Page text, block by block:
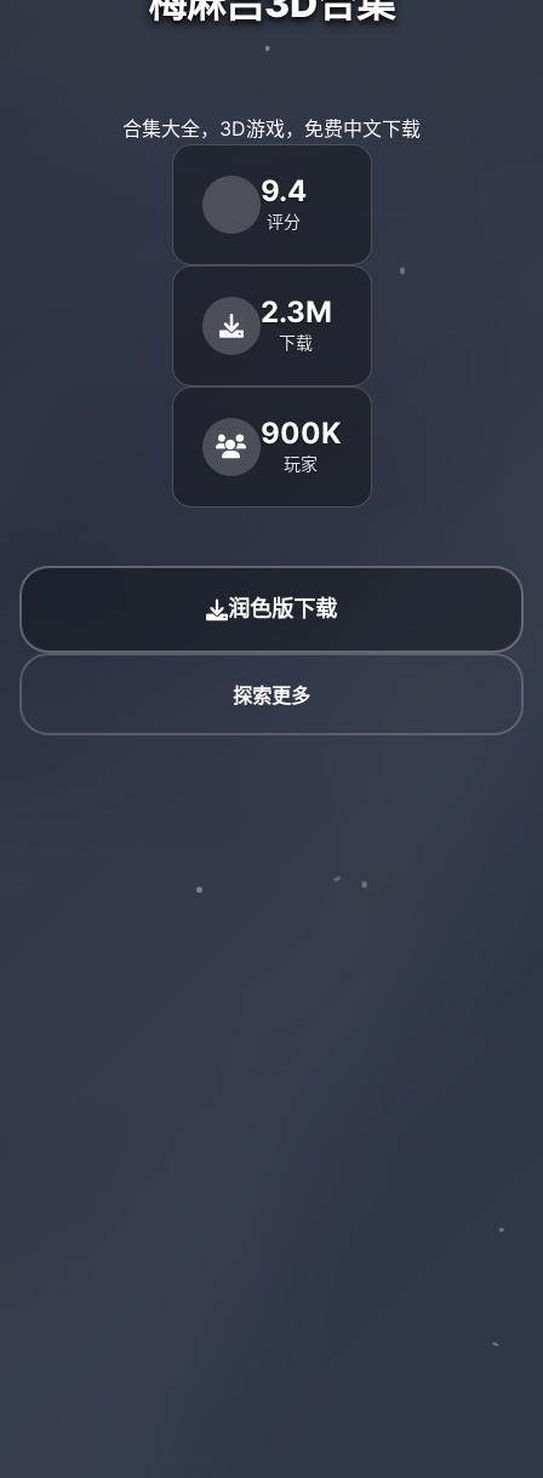
合集大全，3D游戏，免费中文下载
9.4
评分
2.3M
下载
900K
玩家
润色版下载
探索更多